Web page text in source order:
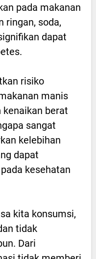
pada makanan
ringan, soda,
dapat
risiko
manis
kenaikan berat
sangat
kelebihan
dapat
kesehatan
kita konsumsi,
tidak
Dari